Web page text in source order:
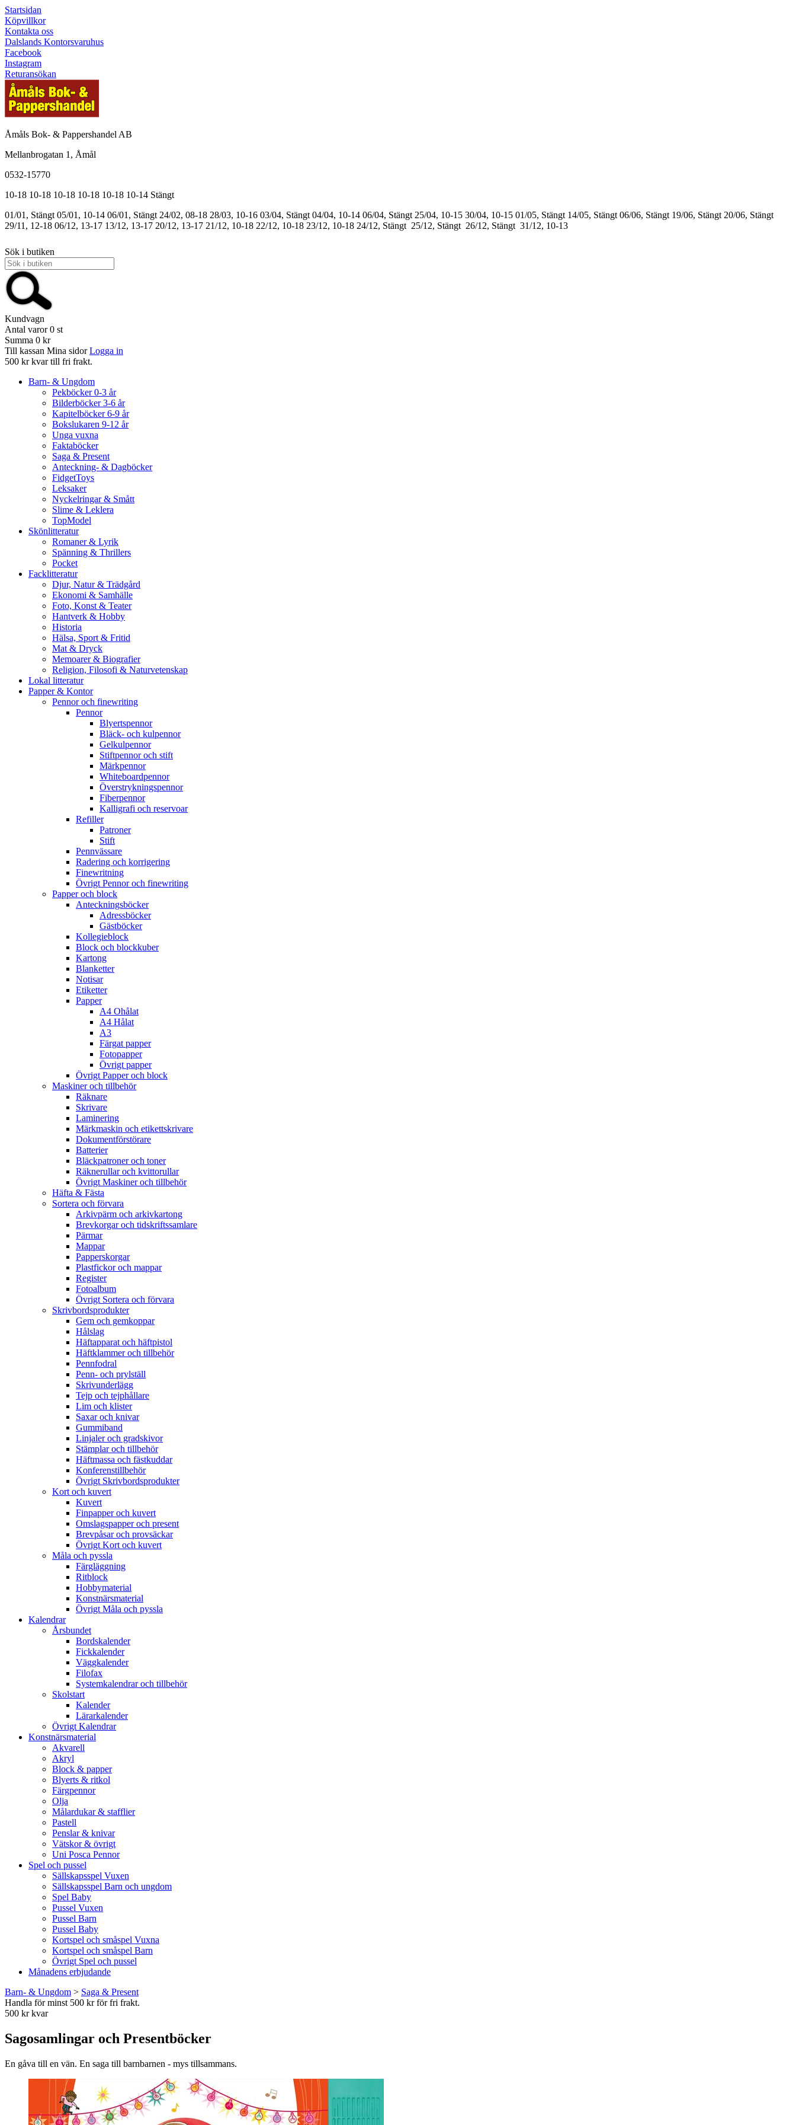
Startsidan
Köpvillkor
Kontakta oss
Dalslands Kontorsvaruhus
Facebook
Instagram
Returansökan
Åmåls Bok- & Pappershandel AB
Mellanbrogatan 1, Åmål
0532-15770
10-18 10-18 10-18 10-18 10-18 10-14 Stängt
01/01, Stängt 05/01, 10-14 06/01, Stängt 24/02, 08-18 28/03, 10-16 03/04, Stängt 04/04, 10-14 06/04, Stängt 25/04, 10-15 30/04, 10-15 01/05, Stängt 14/05, Stängt 06/06, Stängt 19/06, Stängt 20/06, Stängt
29/11, 12-18 06/12, 13-17 13/12, 13-17 20/12, 13-17 21/12, 10-18 22/12, 10-18 23/12, 10-18 24/12, Stängt 25/12, Stängt 26/12, Stängt 31/12, 10-13
Sök i butiken
Kundvagn
Antal varor 0 st
Summa 0 kr
Till kassan Mina sidor Logga in
500 kr kvar till fri frakt.
Barn- & Ungdom
Pekböcker 0-3 år
Bilderböcker 3-6 år
Kapitelböcker 6-9 år
Bokslukaren 9-12 år
Unga vuxna
Faktaböcker
Saga & Present
Anteckning- & Dagböcker
FidgetToys
Leksaker
Nyckelringar & Smått
Slime & Leklera
TopModel
Skönlitteratur
Romaner & Lyrik
Spänning & Thrillers
Pocket
Facklitteratur
Djur, Natur & Trädgård
Ekonomi & Samhälle
Foto, Konst & Teater
Hantverk & Hobby
Historia
Hälsa, Sport & Fritid
Mat & Dryck
Memoarer & Biografier
Religion, Filosofi & Naturvetenskap
Lokal litteratur
Papper & Kontor
Pennor och finewriting
Pennor
Blyertspennor
Bläck- och kulpennor
Gelkulpennor
Stiftpennor och stift
Märkpennor
Whiteboardpennor
Överstrykningspennor
Fiberpennor
Kalligrafi och reservoar
Refiller
Patroner
Stift
Pennvässare
Radering och korrigering
Finewritning
Övrigt Pennor och finewriting
Papper och block
Anteckningsböcker
Adressböcker
Gästböcker
Kollegieblock
Block och blockkuber
Kartong
Blanketter
Notisar
Etiketter
Papper
A4 Ohålat
A4 Hålat
A3
Färgat papper
Fotopapper
Övrigt papper
Övrigt Papper och block
Maskiner och tillbehör
Räknare
Skrivare
Laminering
Märkmaskin och etikettskrivare
Dokumentförstörare
Batterier
Bläckpatroner och toner
Räknerullar och kvittorullar
Övrigt Maskiner och tillbehör
Häfta & Fästa
Sortera och förvara
Arkivpärm och arkivkartong
Brevkorgar och tidskriftssamlare
Pärmar
Mappar
Papperskorgar
Plastfickor och mappar
Register
Fotoalbum
Övrigt Sortera och förvara
Skrivbordsprodukter
Gem och gemkoppar
Hålslag
Häftapparat och häftpistol
Häftklammer och tillbehör
Pennfodral
Penn- och prylställ
Skrivunderlägg
Tejp och tejphållare
Lim och klister
Saxar och knivar
Gummiband
Linjaler och gradskivor
Stämplar och tillbehör
Häftmassa och fästkuddar
Konferenstillbehör
Övrigt Skrivbordsprodukter
Kort och kuvert
Kuvert
Finpapper och kuvert
Omslagspapper och present
Brevpåsar och provsäckar
Övrigt Kort och kuvert
Måla och pyssla
Färgläggning
Ritblock
Hobbymaterial
Konstnärsmaterial
Övrigt Måla och pyssla
Kalendrar
Årsbundet
Bordskalender
Fickkalender
Väggkalender
Filofax
Systemkalendrar och tillbehör
Skolstart
Kalender
Lärarkalender
Övrigt Kalendrar
Konstnärsmaterial
Akvarell
Akryl
Block & papper
Blyerts & ritkol
Färgpennor
Olja
Målardukar & stafflier
Pastell
Penslar & knivar
Vätskor & övrigt
Uni Posca Pennor
Spel och pussel
Sällskapsspel Vuxen
Sällskapsspel Barn och ungdom
Spel Baby
Pussel Vuxen
Pussel Barn
Pussel Baby
Kortspel och småspel Vuxna
Kortspel och småspel Barn
Övrigt Spel och pussel
Månadens erbjudande
Barn- & Ungdom > Saga & Present
Handla för minst 500 kr för fri frakt.
500 kr kvar
Sagosamlingar och Presentböcker
En gåva till en vän. En saga till barnbarnen - mys tillsammans.